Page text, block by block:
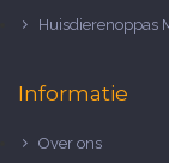
Huisdierenoppas
Informatie
Over ons